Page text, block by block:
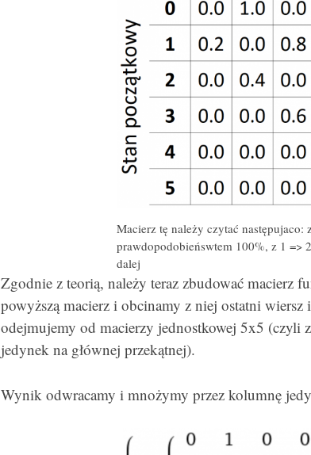
Macierz tę należy czytać następujaco:
prawdopodobieńswtem 100%, z 1 =>
dalej
Zgodnie z teorią, należy teraz zbudować macierz
powyższą macierz i obcinamy z niej ostatni wiersz
odejmujemy od macierzy jednostkowej 5x5 (czyli
jedynek na głównej przekątnej).
Wynik odwracamy i mnożymy przez kolumnę